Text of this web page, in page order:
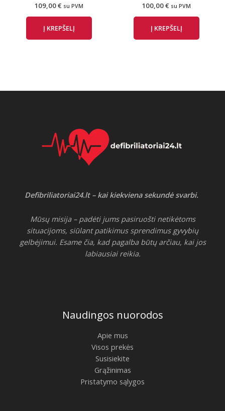
109,00€ su PVM
Į KREPŠELĮ
100,00€ su PVM
Į KREPŠELĮ
Defibriliatoriai24.lt – kai kiekviena sekundė svarbi.
Mūsų misija – padėti jums pasiruošti netikėtoms
situacijoms, siūlant patikimus sprendimus gyvybių
gelbėjimui. Esame čia, kad pagalba būtų arčiau, kai jos
labiausiai reikia.
Naudingos nuorodos
Apie mus
Visos prekės
Susisiekite
Grąžinimas
Pristatymo sąlygos